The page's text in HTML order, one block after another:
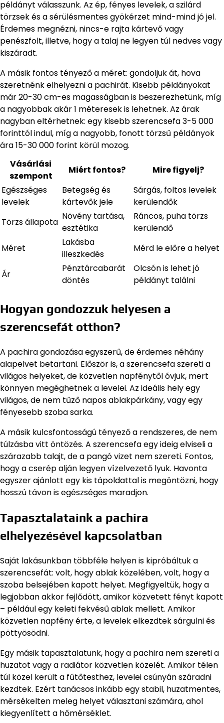
példányt válasszunk. Az ép, fényes levelek, a szilárd
törzsek és a sérülésmentes gyökérzet mind-mind jó jel.
Érdemes megnézni, nincs-e rajta kártevő vagy
penészfolt, illetve, hogy a talaj ne legyen túl nedves vagy
kiszáradt.
A másik fontos tényező a méret: gondoljuk át, hova
szeretnénk elhelyezni a pachirát. Kisebb példányokat
már 20-30 cm-es magasságban is beszerezhetünk, míg
a nagyobbak akár 1 méteresek is lehetnek. Az árak
nagyban eltérhetnek: egy kisebb szerencsefa 3-5 000
forinttól indul, míg a nagyobb, fonott törzsű példányok
ára 15-30 000 forint körül mozog.
Vásárlási
szempont
Miért fontos?
Mire figyelj?
Egészséges
levelek
Betegség és
kártevők jele
Sárgás, foltos levelek
kerülendők
Törzs állapota
Növény tartása,
esztétika
Ráncos, puha törzs
kerülendő
Méret
Lakásba
illeszkedés
Mérd le előre a helyet
Ár
Pénztárcabarát
döntés
Olcsón is lehet jó
példányt találni
Hogyan gondozzuk helyesen a
szerencsefát otthon?
A pachira gondozása egyszerű, de érdemes néhány
alapelvet betartani. Először is, a szerencsefa szereti a
világos helyeket, de közvetlen napfénytől óvjuk, mert
könnyen megéghetnek a levelei. Az ideális hely egy
világos, de nem tűző napos ablakpárkány, vagy egy
fényesebb szoba sarka.
A másik kulcsfontosságú tényező a rendszeres, de nem
túlzásba vitt öntözés. A szerencsefa egy ideig elviseli a
szárazabb talajt, de a pangó vizet nem szereti. Fontos,
hogy a cserép alján legyen vízelvezető lyuk. Havonta
egyszer ajánlott egy kis tápoldattal is megöntözni, hogy
hosszú távon is egészséges maradjon.
Tapasztalataink a pachira
elhelyezésével kapcsolatban
Saját lakásunkban többféle helyen is kipróbáltuk a
szerencsefát: volt, hogy ablak közelében, volt, hogy a
szoba belsejében kapott helyet. Megfigyeltük, hogy a
legjobban akkor fejlődött, amikor közvetett fényt kapott
– például egy keleti fekvésű ablak mellett. Amikor
közvetlen napfény érte, a levelek elkezdtek sárgulni és
pöttyösödni.
Egy másik tapasztalatunk, hogy a pachira nem szereti a
huzatot vagy a radiátor közvetlen közelét. Amikor télen
túl közel került a fűtőtesthez, levelei csúnyán száradni
kezdtek. Ezért tanácsos inkább egy stabil, huzatmentes,
mérsékelten meleg helyet választani számára, ahol
kiegyenlített a hőmérséklet.